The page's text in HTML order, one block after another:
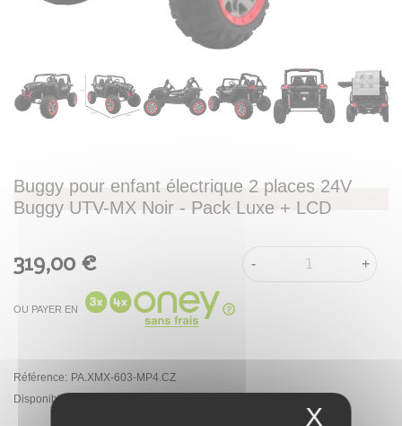
Buggy pour enfant électrique 2 places 24V
Buggy UTV-MX Noir - Pack Luxe + LCD
319,00 €
OU PAYER EN
- +
Référence: PA.XMX-603-MP4.CZ
Disponibilité :
X